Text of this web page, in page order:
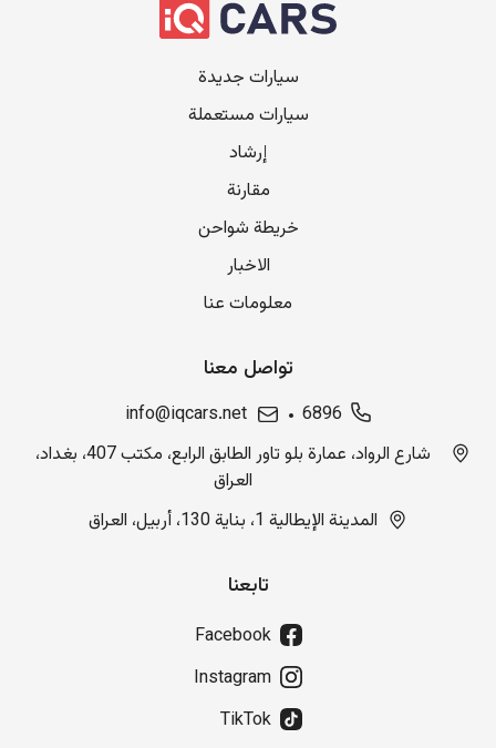
سيارات جديدة
سيارات مستعملة
إرشاد
مقارنة
خريطة شواحن
الاخبار
معلومات عنا
تواصل معنا
6896
info@iqcars.net
شارع الرواد، عمارة بلو تاور الطابق الرابع، مكتب 407، بغداد،
العراق
المدينة الإيطالية 1، بناية 130، أربيل، العراق
تابعنا
Facebook
Instagram
TikTok